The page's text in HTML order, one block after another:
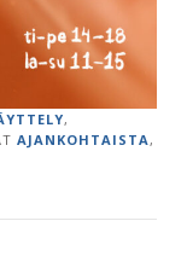
,
AJANKOHTAISTA ,